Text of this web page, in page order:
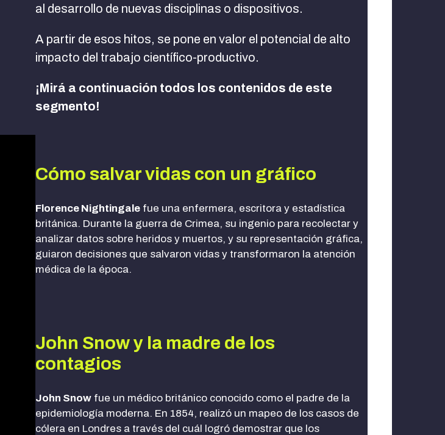
al desarrollo de nuevas disciplinas o dispositivos.
A partir de esos hitos, se pone en valor el potencial de alto
impacto del trabajo científico-productivo.
¡Mirá a continuación todos los contenidos de este
segmento!
Cómo salvar vidas con un gráfico
Florence Nightingale fue una enfermera, escritora y estadística
británica. Durante la guerra de Crimea, su ingenio para recolectar y
analizar datos sobre heridos y muertos, y su representación gráfica,
guiaron decisiones que salvaron vidas y transformaron la atención
médica de la época.
John Snow y la madre de los
contagios
John Snow fue un médico británico conocido como el padre de la
epidemiología moderna. En 1854, realizó un mapeo de los casos de
cólera en Londres a través del cuál logró demostrar que los